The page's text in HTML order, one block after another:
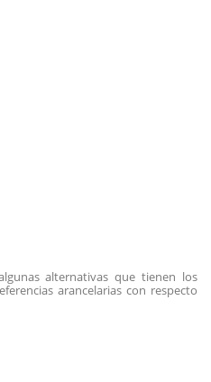
alternativas que tienen los
arancelarias con respecto